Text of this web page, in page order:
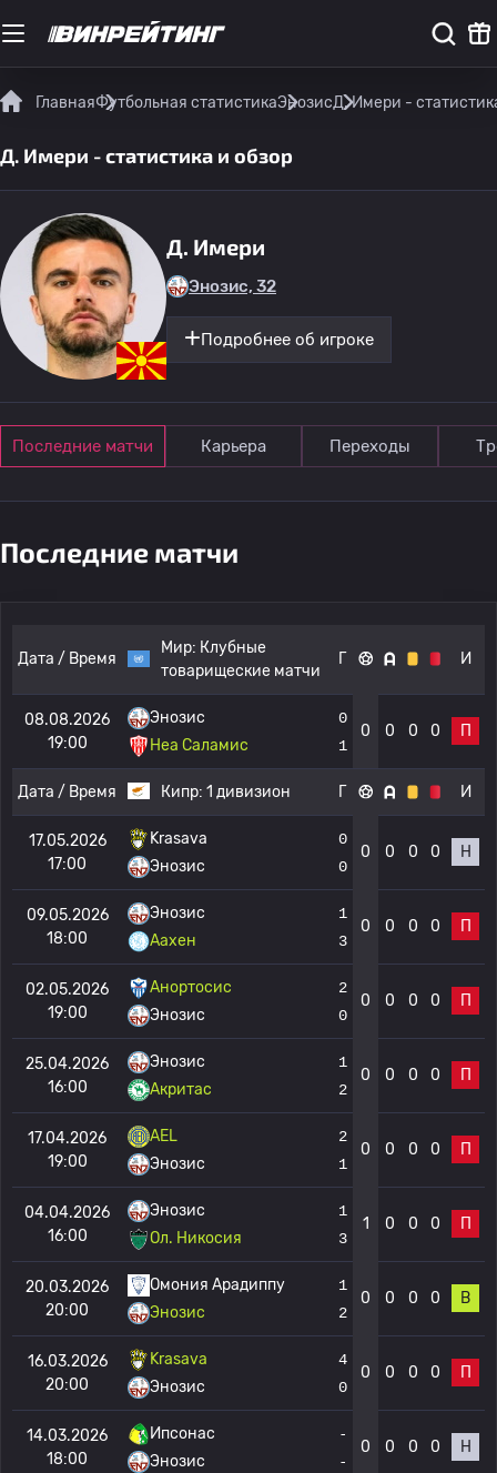
ГлавнаяФутбольная статистикаЭнозисД. Имери -
Д. Имери - статистика и обзор
Д. Имери
Энозис, 32
Подробнее об игроке
Последние матчи Карьера Переходы
Последние матчи
Дата / Время
Мир: Клубные
товарищеские матчи
Г И
08.08.2026
19:00
Энозис
Неа Саламис
0
1
0 0 0 0 П
Дата / Время Кипр: 1 дивизион Г И
17.05.2026
17:00
Krasava
Энозис
0
0
0 0 0 0 Н
09.05.2026
18:00
Энозис
Аахен
1
3
0 0 0 0 П
02.05.2026
19:00
Анортосис
Энозис
2
0
0 0 0 0 П
25.04.2026
16:00
Энозис
Акритас
1
2
0 0 0 0 П
17.04.2026
19:00
AEL
Энозис
2
1
0 0 0 0 П
04.04.2026
16:00
Энозис
Ол. Никосия
1
3
1 0 0 0 П
20.03.2026
20:00
Омония Арадиппу
Энозис
1
2
0 0 0 0 В
16.03.2026
20:00
Krasava
Энозис
4
0
0 0 0 0 П
14.03.2026
18:00
Ипсонас
Энозис
-
-
0 0 0 0 Н